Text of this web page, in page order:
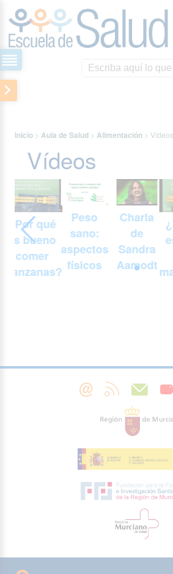
Inicio > Aula de Salud > Alimentación >Vídeos
Vídeos
¿Por qué
es bueno
comer
manzanas?
Peso
sano:
aspectos
físicos
Charla
de
Sandra
Aamodt